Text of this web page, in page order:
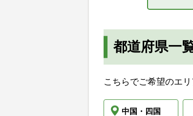
都道府県一
こちらでご希望のエ
中国・四国